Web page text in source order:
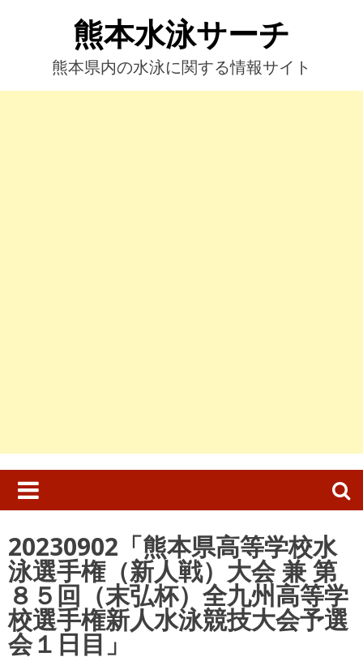
へ
熊本水泳サーチ
熊本県内の水泳に関する情報サイト
検
索:
20230902「熊本県高等学校水
泳選手権（新人戦）大会 兼 第
８５回（末弘杯）全九州高等学
校選手権新人水泳競技大会予選
会１日目」